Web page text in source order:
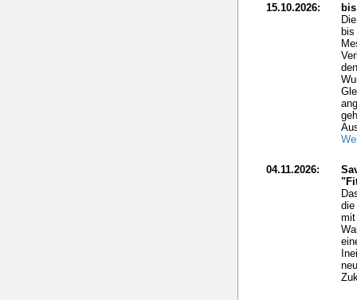
15.10.2026:
bis
bis
04.11.2026:
die